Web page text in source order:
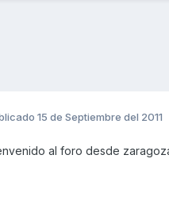
15 de Septiembre del 2011
al foro desde